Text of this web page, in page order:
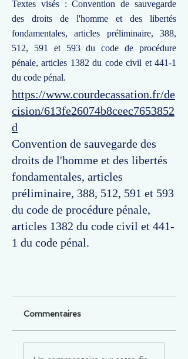
Textes visés : Convention de sauvegarde
des droits de l'homme et des libertés
fondamentales, articles préliminaire, 388,
512, 591 et 593 du code de procédure
pénale, articles 1382 du code civil et 441-1
du code pénal.
https://www.courdecassation.fr/de
cision/613fe26074b8ceec7653852
d
Convention de sauvegarde des
droits de l'homme et des libertés
fondamentales, articles
préliminaire, 388, 512, 591 et 593
du code de procédure pénale,
articles 1382 du code civil et 441-
1 du code pénal.
Commentaires